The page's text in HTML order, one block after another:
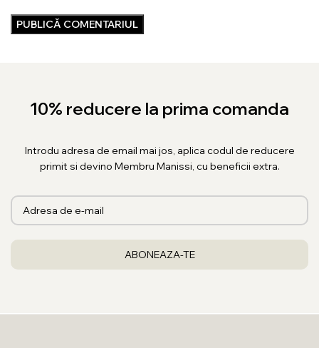
10% reducere la prima comanda
Introdu adresa de email mai jos, aplica codul de reducere
primit si devino Membru Manissi, cu beneficii extra.